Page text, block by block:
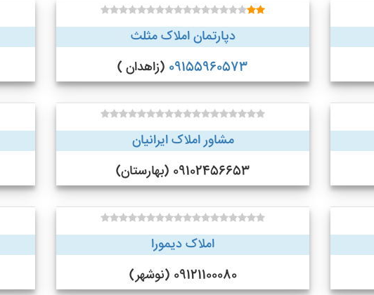
دپارتمان املاک مثلث
09155960573 (زاهدان )
مشاور املاک ایرانیان
09102456653 (بهارستان)
املاک دیمورا
09121100080 (نوشهر)